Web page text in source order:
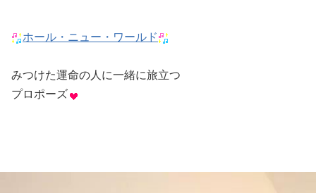
ホール・ニュー・ワールド
みつけた運命の人に一緒に旅立つ
プロポーズ